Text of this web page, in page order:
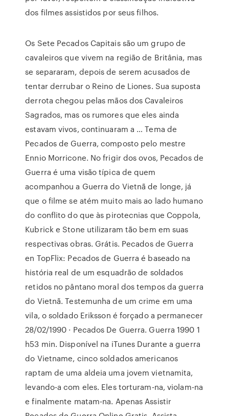
dos filmes assistidos por seus filhos.
Os Sete Pecados Capitais são um grupo de
cavaleiros que vivem na região de Britânia, mas
se separaram, depois de serem acusados de
tentar derrubar o Reino de Liones. Sua suposta
derrota chegou pelas mãos dos Cavaleiros
Sagrados, mas os rumores que eles ainda
estavam vivos, continuaram a … Tema de
Pecados de Guerra, composto pelo mestre
Ennio Morricone. No frigir dos ovos, Pecados de
Guerra é uma visão típica de quem
acompanhou a Guerra do Vietnã de longe, já
que o filme se atém muito mais ao lado humano
do conflito do que às pirotecnias que Coppola,
Kubrick e Stone utilizaram tão bem em suas
respectivas obras. Grátis. Pecados de Guerra
en TopFlix: Pecados de Guerra é baseado na
história real de um esquadrão de soldados
retidos no pântano moral dos tempos da guerra
do Vietnã. Testemunha de um crime em uma
vila, o soldado Eriksson é forçado a permanecer
28/02/1990 · Pecados De Guerra. Guerra 1990 1
h53 min. Disponível na iTunes Durante a guerra
do Vietname, cinco soldados americanos
raptam de uma aldeia uma jovem vietnamita,
levando-a com eles. Eles torturam-na, violam-na
e finalmente matam-na. Apenas Assistir